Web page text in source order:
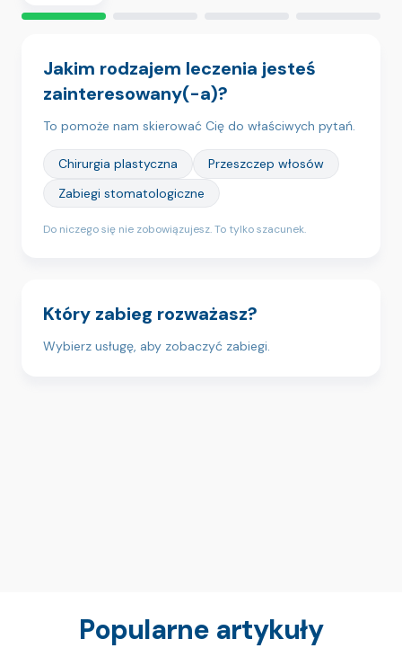
Jakim rodzajem leczenia jesteś
zainteresowany(-a)?
To pomoże nam skierować Cię do właściwych pytań.
Chirurgia plastyczna
Przeszczep włosów
Zabiegi stomatologiczne
Do niczego się nie zobowiązujesz. To tylko szacunek.
Który zabieg rozważasz?
Wybierz usługę, aby zobaczyć zabiegi.
Popularne artykuły